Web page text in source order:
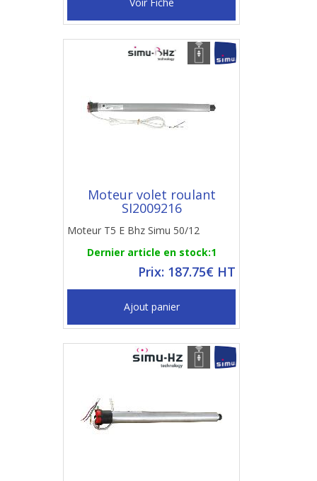
Moteur volet roulant
SI2009216
Moteur T5 E Bhz Simu 50/12
Dernier article en stock:1
Prix: 187.75€ HT
Ajout panier